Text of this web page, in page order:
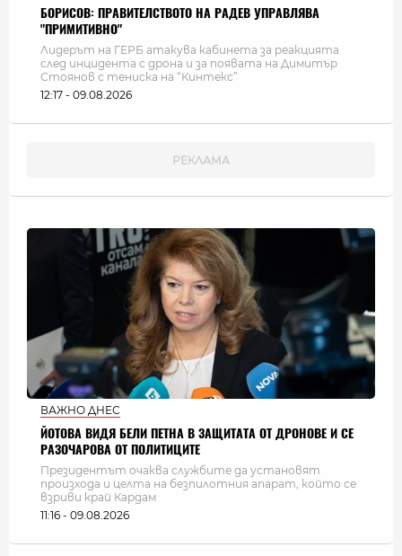
БОРИСОВ: ПРАВИТЕЛСТВОТО НА РАДЕВ УПРАВЛЯВА
"ПРИМИТИВНО"
Лидерът на ГЕРБ атакува кабинета за реакцията
след инцидента с дрона и за появата на Димитър
Стоянов с тениска на “Кинтекс”
12:17 - 09.08.2026
ВАЖНО ДНЕС
ЙОТОВА ВИДЯ БЕЛИ ПЕТНА В ЗАЩИТАТА ОТ ДРОНОВЕ И СЕ
РАЗОЧАРОВА ОТ ПОЛИТИЦИТЕ
Президентът очаква службите да установят
произхода и целта на безпилотния апарат, който се
взриви край Кардам
11:16 - 09.08.2026